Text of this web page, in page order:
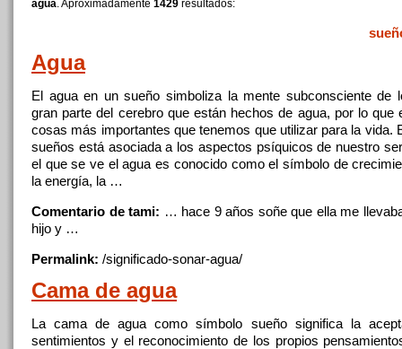
agua. Aproximadamente 1429 resultados:
Agua
El aguaen un sueño simboliza la mente subconsciente de
gran parte del cerebro queestán hechos de agua, por loque
cosas más importantes quetenemos queutilizar para la vida.
sueños está asociada a los aspectos psíquicos de nuestro
el quese ve elagua es conocido como el símbolo de
la energía, la …
Comentario de tami: … hace 9 años soñe que ella me
hijo y …
Permalink: /significado-sonar-agua/
Cama de agua
La cama deagua como símbolo sueño significala
sentimientos y el reconocimiento de los propios